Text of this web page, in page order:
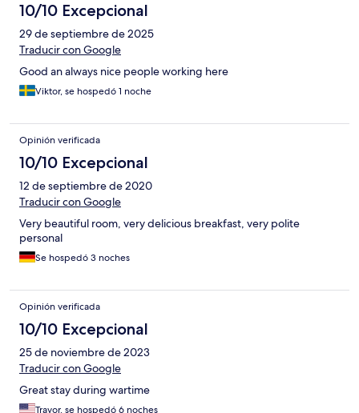
10/10 Excepcional
29 de septiembre de 2025
Traducir con Google
Good an always nice people working here
Viktor, se hospedó 1 noche
Opinión verificada
10/10 Excepcional
12 de septiembre de 2020
Traducir con Google
Very beautiful room, very delicious breakfast, very polite
personal
Se hospedó 3 noches
Opinión verificada
10/10 Excepcional
25 de noviembre de 2023
Traducir con Google
Great stay during wartime
Travor, se hospedó 6 noches